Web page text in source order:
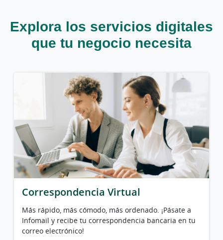
Explora los servicios digitales
que tu negocio necesita
Correspondencia Virtual
Más rápido, más cómodo, más ordenado. ¡Pásate a
Infomail y recibe tu correspondencia bancaria en tu
correo electrónico!